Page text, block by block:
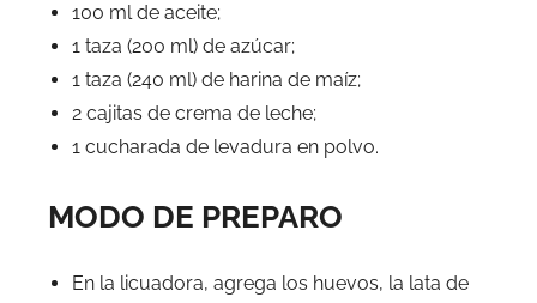
100 ml de aceite;
1 taza (200 ml) de azúcar;
1 taza (240 ml) de harina de maíz;
2 cajitas de crema de leche;
1 cucharada de levadura en polvo.
MODO DE PREPARO
En la licuadora, agrega los huevos, la lata de